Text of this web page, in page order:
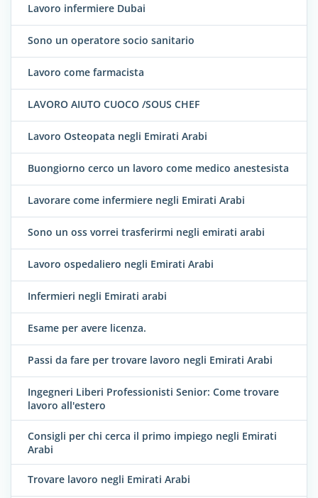
Lavoro infermiere Dubai
Sono un operatore socio sanitario
Lavoro come farmacista
LAVORO AIUTO CUOCO /SOUS CHEF
Lavoro Osteopata negli Emirati Arabi
Buongiorno cerco un lavoro come medico anestesista
Lavorare come infermiere negli Emirati Arabi
Sono un oss vorrei trasferirmi negli emirati arabi
Lavoro ospedaliero negli Emirati Arabi
Infermieri negli Emirati arabi
Esame per avere licenza.
Passi da fare per trovare lavoro negli Emirati Arabi
Ingegneri Liberi Professionisti Senior: Come trovare
lavoro all'estero
Consigli per chi cerca il primo impiego negli Emirati
Arabi
Trovare lavoro negli Emirati Arabi